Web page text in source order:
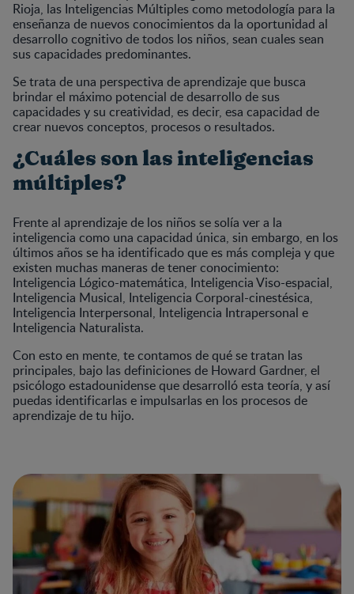
Rioja, las Inteligencias Múltiples como metodología para la
enseñanza de nuevos conocimientos da la oportunidad al
desarrollo cognitivo de todos los niños, sean cuales sean
sus capacidades predominantes.
Se trata de una perspectiva de aprendizaje que busca
brindar el máximo potencial de desarrollo de sus
capacidades y su creatividad, es decir, esa capacidad de
crear nuevos conceptos, procesos o resultados.
¿Cuáles son las inteligencias
múltiples?
Frente al aprendizaje de los niños se solía ver a la
inteligencia como una capacidad única, sin embargo, en los
últimos años se ha identificado que es más compleja y que
existen muchas maneras de tener conocimiento:
Inteligencia Lógico-matemática, Inteligencia Viso-espacial,
Inteligencia Musical, Inteligencia Corporal-cinestésica,
Inteligencia Interpersonal, Inteligencia Intrapersonal e
Inteligencia Naturalista.
Con esto en mente, te contamos de qué se tratan las
principales, bajo las definiciones de Howard Gardner, el
psicólogo estadounidense que desarrolló esta teoría, y así
puedas identificarlas e impulsarlas en los procesos de
aprendizaje de tu hijo.